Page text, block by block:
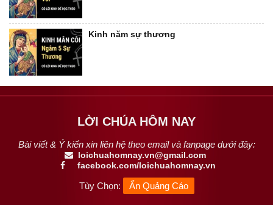
Kinh năm sự thương
LỜI CHÚA HÔM NAY
Bài viết & Ý kiến xin liên hệ theo email và fanpage dưới đây:
loichuahomnay.vn@gmail.com
facebook.com/loichuahomnay.vn
Tùy Chọn: Ẩn Quảng Cáo